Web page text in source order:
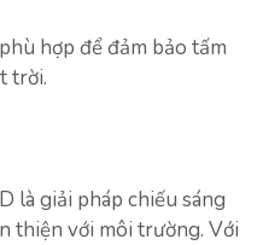
hợp để đảm bảo tấm
trời.
là giải pháp chiếu sáng
thiện với môi trường. Với